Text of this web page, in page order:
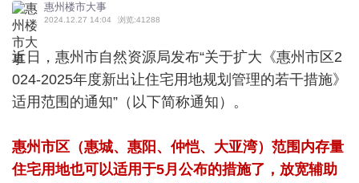
惠州楼市大事
2024.12.27 14:04 浏览:41288
近日，惠州市自然资源局发布“关于扩大《惠州市区2
024-2025年度新出让住宅用地规划管理的若干措施》
适用范围的通知”（以下简称通知）。
惠州市区（惠城、惠阳、仲恺、大亚湾）范围内存量
住宅用地也可以适用于5月公布的措施了，放宽辅助